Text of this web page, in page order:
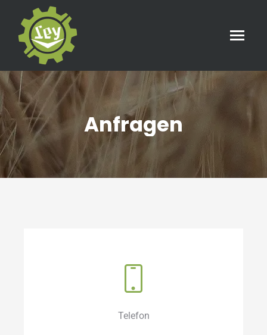
Anfragen
Sie befinden sich hier:
Telefon